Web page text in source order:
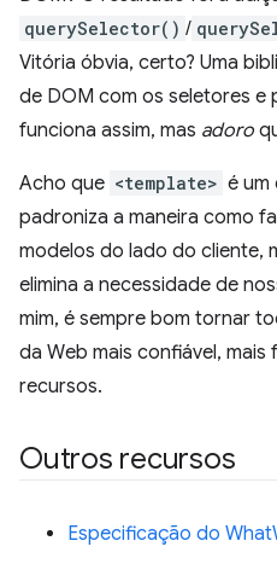
querySelector() /
Vitória óbvia, certo? Uma
de DOM com os seletores e
funciona assim, mas adoro
Acho que <template> é um
padroniza a maneira como
modelos do lado do cliente,
elimina a necessidade de
mim, é sempre bom tornar
da Web mais confiável, mais
recursos.
Outros recursos
Especificação do